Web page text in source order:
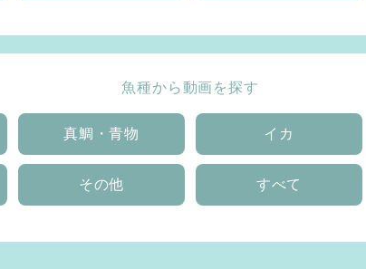
魚種から動画を探す
真鯛・青物 イカ
その他 すべて